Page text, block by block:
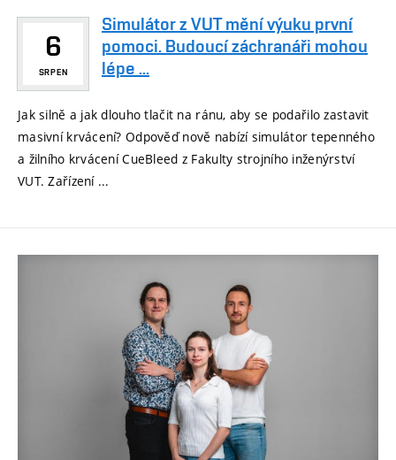
6
SRPEN
Simulátor z VUT mění výuku první
pomoci. Budoucí záchranáři mohou
lépe ...
Jak silně a jak dlouho tlačit na ránu, aby se podařilo zastavit
masivní krvácení? Odpověď nově nabízí simulátor tepenného
a žilního krvácení CueBleed z Fakulty strojního inženýrství
VUT. Zařízení ...